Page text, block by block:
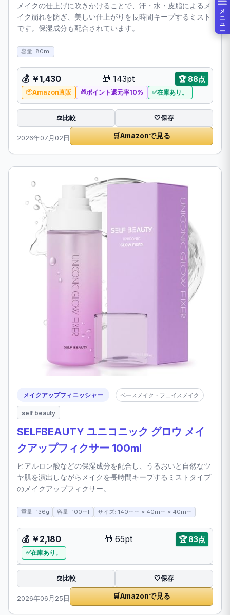
メニュー
メイクの仕上げに吹きかけることで、汗・水・皮脂によるメ
イク崩れを防ぎ、美しい仕上がりを長時間キープするミスト
です。保湿成分も配合されています。
容量: 80ml
💰 ￥1,430 🎁 143pt 🏆88点
Amazon直販 ポイント還元率10% 在庫あり。
⚖️比較 🤍保存
2026年07月02日 🛒Amazonで見る
メイクアップフィニッシャー ベースメイク・フェイスメイク
self beauty
SELFBEAUTY ユニコニック グロウ メイ
クアップフィクサー 100ml
ヒアルロン酸などの保湿成分を配合し、うるおいと自然なツ
ヤ肌を演出しながらメイクを長時間キープするミストタイプ
のメイクアップフィクサー。
重量: 136g 容量: 100ml サイズ: 140mm × 40mm × 40mm
💰 ￥2,180 🎁 65pt 🏆83点
在庫あり。
⚖️比較 🤍保存
2026年06月25日 🛒Amazonで見る